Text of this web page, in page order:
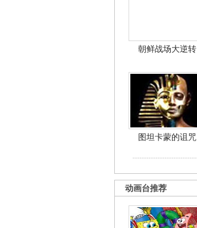
朝鲜战场大逆转
图坦卡蒙的诅咒
动画台推荐